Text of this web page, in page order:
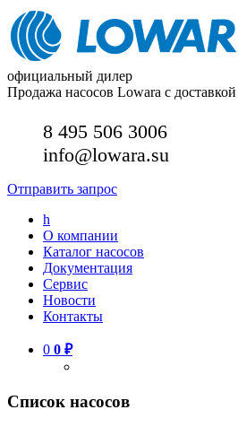
официальный дилер
Продажа насосов Lowara с
8 495 506 3006
info@lowara.su
Отправить запрос
h
О компании
Каталог насосов
Документация
Сервис
Новости
Контакты
0 0 ₽
Список насосов